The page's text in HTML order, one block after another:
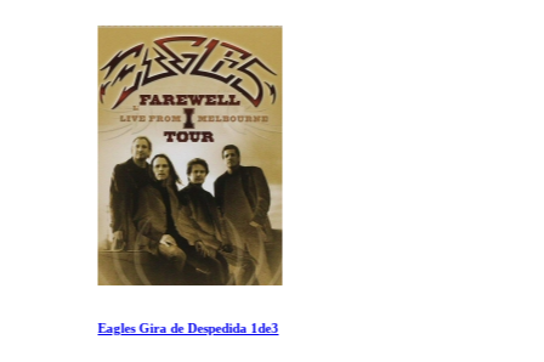
Eagles Gira de Despedida 1de3